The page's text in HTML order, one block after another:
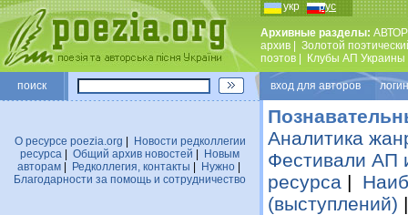
укр рус
Архивные разделы:
архив
Золотой
поэтов
Клубы АП Украины
поиск вход для авторов
О ресурсе poezia.org
Новости редколлегии
ресурса
Общий архив новостей
Новым
авторам| Редколлегия, контакты Нужно|
Благодарности за помощь и сотрудничество
Аналитика
Фестивали АП
ресурса |
(выступлений)